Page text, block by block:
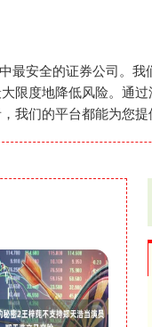
安全的证券公司。
限度地降低风险。通
们的平台都能为您提